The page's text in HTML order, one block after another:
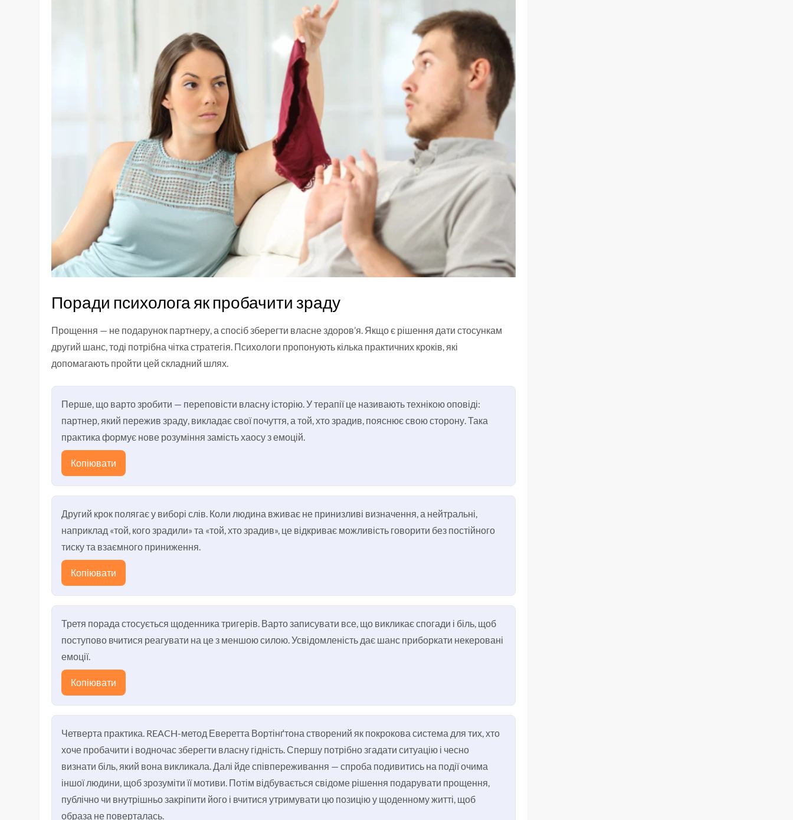
Поради психолога як пробачити зраду
Прощення — не подарунок партнеру, а спосіб зберегти власне здоров’я. Якщо є рішення дати стосункам
другий шанс, тоді потрібна чітка стратегія. Психологи пропонують кілька практичних кроків, які
допомагають пройти цей складний шлях.
Перше, що варто зробити — переповісти власну історію. У терапії це називають технікою оповіді:
партнер, який пережив зраду, викладає свої почуття, а той, хто зрадив, пояснює свою сторону. Така
практика формує нове розуміння замість хаосу з емоцій.
Копіювати
Другий крок полягає у виборі слів. Коли людина вживає не принизливі визначення, а нейтральні,
наприклад «той, кого зрадили» та «той, хто зрадив», це відкриває можливість говорити без постійного
тиску та взаємного приниження.
Копіювати
Третя порада стосується щоденника тригерів. Варто записувати все, що викликає спогади і біль, щоб
поступово вчитися реагувати на це з меншою силою. Усвідомленість дає шанс приборкати некеровані
емоції.
Копіювати
Четверта практика. REACH-метод Еверетта Вортінґтона створений як покрокова система для тих, хто
хоче пробачити і водночас зберегти власну гідність. Спершу потрібно згадати ситуацію і чесно
визнати біль, який вона викликала. Далі йде співпереживання — спроба подивитись на події очима
іншої людини, щоб зрозуміти її мотиви. Потім відбувається свідоме рішення подарувати прощення,
публічно чи внутрішньо закріпити його і вчитися утримувати цю позицію у щоденному житті, щоб
образа не поверталась.